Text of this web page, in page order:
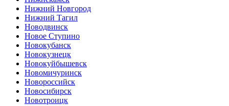
Нижний Новгород
Нижний Тагил
Новодвинск
Новое Ступино
Новокубанск
Новокузнецк
Новокуйбышевск
Новомичуринск
Новороссийск
Новосибирск
Новотроицк